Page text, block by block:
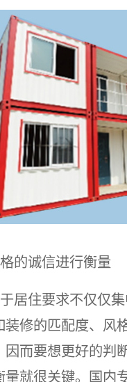
的诚信进行衡量
居住要求不仅仅
装修的匹配度、风
而要想更好的判
量就很关键。国内